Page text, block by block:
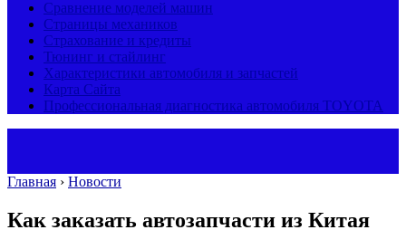
Сравнение моделей машин
Страницы механиков
Страхование и кредиты
Тюнинг и стайлинг
Характеристики автомобиля и запчастей
Карта Сайта
Профессиональная диагностика автомобиля TOYOTA
Главная › Новости
Как заказать автозапчасти из Китая